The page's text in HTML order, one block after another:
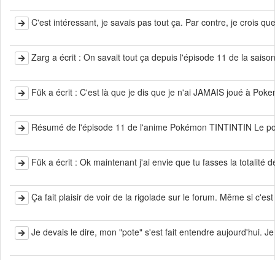
C'est intéressant, je savais pas tout ça. Par contre, je crois
Zarg a écrit : On savait tout ça depuis l'épisode 11 de la
Fük a écrit : C'est là que je dis que je n'ai JAMAIS joué à
Résumé de l'épisode 11 de l'anime Pokémon TINTINTIN Le
Fük a écrit : Ok maintenant j'ai envie que tu fasses la totalité
Ça fait plaisir de voir de la rigolade sur le forum. Même si
Je devais le dire, mon "pote" s'est fait entendre aujourd'hui.